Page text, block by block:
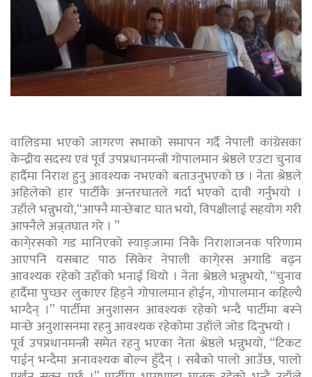
वालिङमा भएको जागरण सभाको समापन गर्दै नेपाली कांग्रेसका
केन्द्रीय सदस्य एवं पूर्व उपप्रधानमन्त्री गोपालमान श्रेष्ठले एउटा चुनाव
हार्दैमा निराश हुनु आवश्यक नभएको बताउनुभएको छ । नेता श्रेष्ठले
अहिलेको हार पार्टीकै अन्तरघातले गर्दा भएको दावी गर्नुभयो ।
उहाँले भन्नुभयो,“आफ्नै मान्छेबाट घात भयो, विपक्षीलाई सहयोग गरी
आफ्नैले अन्र्तघात गरे । ”
कागे्रसको गड मानिएको स्याङ्जामा निकै निराशाजनक परिणाम
आएपनि यसबाट पाठ सिकेर नेपाली कागे्रस अगाडि बढ्न
आवश्यक रहेको उहाँको भनाई थियो । नेता श्रेष्ठले भन्नुभयो, “चुनाव
हार्दैमा पुच्छर लुकाएर हिड्ने गोपालमान होईन, गोपालमान कहिल्यै
भाग्दैन् ।” पार्टीमा अनुशासन आवश्यक रहेको भन्दै पार्टीमा बस्ने
मान्छे अनुशासनमा रहनु आवश्यक रहेकोमा उहाँले जोड दिनुभयो ।
पूर्व उपप्रधानमन्त्री समेत रहनु भएका नेता श्रेष्ठले भन्नुभयो, “टिकट
पाईन् भन्दैमा अनावश्यक बोल्न हुँदैन् । सबैको पालो आउँछ, पालो